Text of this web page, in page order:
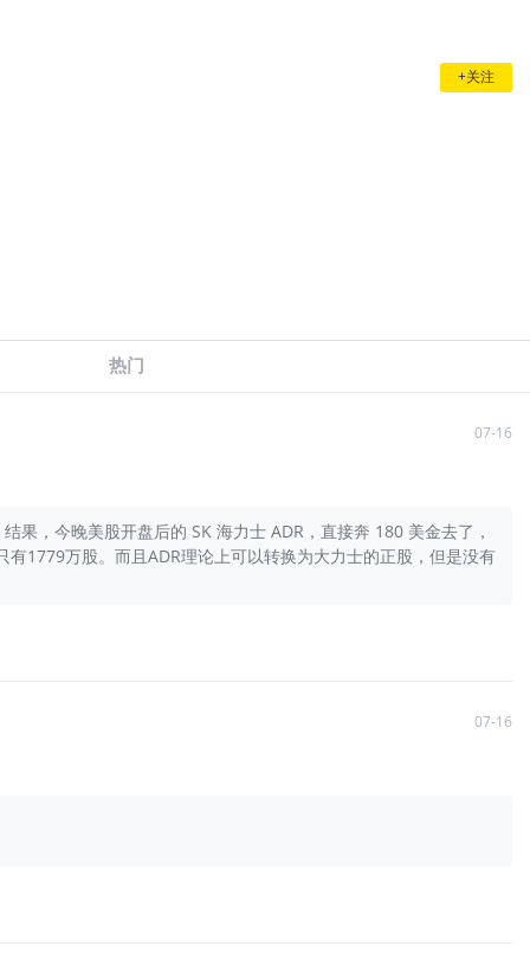
+关注
热门
07-16
，今晚美股开盘后的 SK 海力士 ADR，直接奔 180 美金去了，
1779万股。而且ADR理论上可以转换为大力士的正股，但是没有
07-16